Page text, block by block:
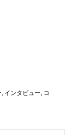
, インタビュー, コ